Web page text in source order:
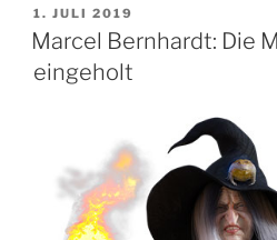
VERÖFFENTLICHT
AM
1. JULI 2019
Marcel Bernhardt‎: Die
eingeholt